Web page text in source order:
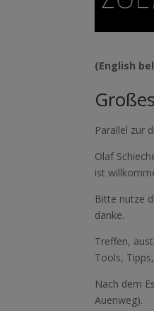
(English
Parallel zur
Olaf
ist
Bitte nutze
danke.
Treffen,
Tools,
Nach dem
Auenweg).